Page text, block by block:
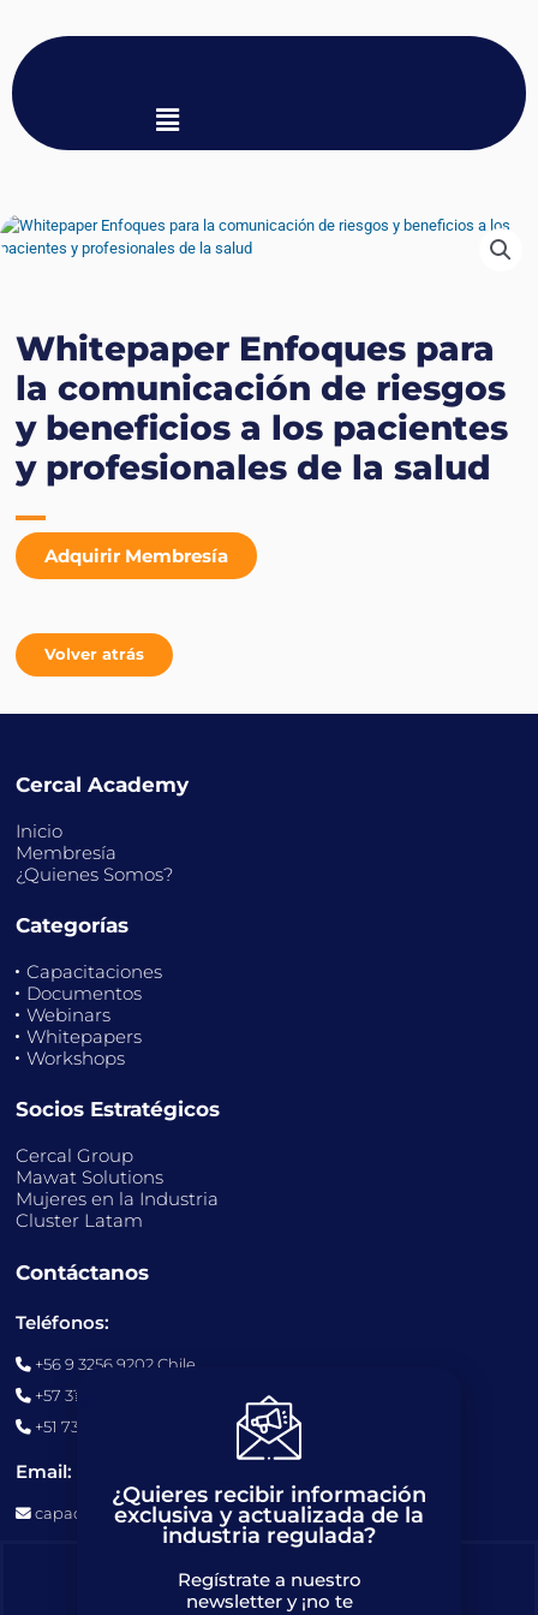
Menu
Whitepaper Enfoques para
la comunicación de riesgos
y beneficios a los pacientes
y profesionales de la salud
Adquirir Membresía
Volver atrás
Cercal Academy
Inicio
Membresía
¿Quienes Somos?
Categorías
Capacitaciones
Documentos
Webinars
Whitepapers
Workshops
Socios Estratégicos
Cercal Group
Mawat Solutions
Mujeres en la Industria
Cluster Latam
Contáctanos
Teléfonos:
+56 9 3256 9202 Chile
+57 311 6600117 Colombia
+51 7306762 Perú
Email:
capacitaciones@cercalgroup.com
¿Quieres recibir información
exclusiva y actualizada de la
industria regulada?
Regístrate a nuestro
newsletter y ¡no te